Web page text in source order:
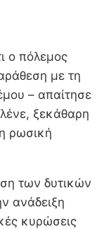
ο πόλεμος
με τη
– απαίτησε
ξεκάθαρη
ρωσική
των δυτικών
ανάδειξη
κυρώσεις